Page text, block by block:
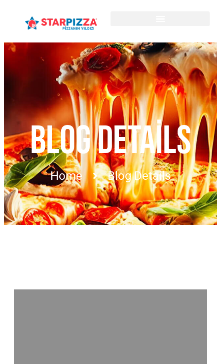
BLOG DETAILS
Home Blog Details